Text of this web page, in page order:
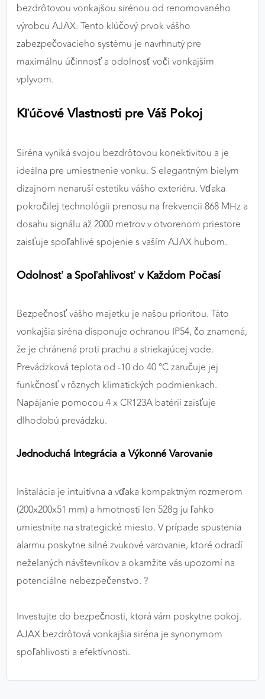
bezdrôtovou vonkajšou sirénou od renomovaného
výrobcu AJAX. Tento klúčový prvok vášho
zabezpečovacieho systému je navrhnutý pre
maximálnu účinnosť a odolnosť voči vonkajším
vplyvom.
Kľúčové Vlastnosti pre Váš Pokoj
Siréna vyniká svojou bezdrôtovou konektivitou a je
ideálna pre umiestnenie vonku. S elegantným bielym
dizajnom nenaruší estetiku vášho exteriéru. Vďaka
pokročilej technológii prenosu na frekvencii 868 MHz a
dosahu signálu až 2000 metrov v otvorenom priestore
zaisťuje spoľahlivé spojenie s vaším AJAX hubom.
Odolnosť a Spoľahlivosť v Každom Počasí
Bezpečnosť vášho majetku je našou prioritou. Táto
vonkajšia siréna disponuje ochranou IP54, čo znamená,
že je chránená proti prachu a striekajúcej vode.
Prevádzková teplota od -10 do 40 °C zaručuje jej
funkčnosť v rôznych klimatických podmienkach.
Napájanie pomocou 4 x CR123A batérií zaisťuje
dlhodobú prevádzku.
Jednoduchá Integrácia a Výkonné Varovanie
Inštalácia je intuitívna a vďaka kompaktným rozmerom
(200x200x51 mm) a hmotnosti len 528g ju ľahko
umiestnite na strategické miesto. V prípade spustenia
alarmu poskytne silné zvukové varovanie, ktoré odradí
neželaných návštevníkov a okamžite vás upozorní na
potenciálne nebezpečenstvo. ?
Investujte do bezpečnosti, ktorá vám poskytne pokoj.
AJAX bezdrôtová vonkajšia siréna je synonymom
spoľahlivosti a efektívnosti.
výkon a funkčnosť našich stránok.
Google Analytics
Poskytovateľ: Google
MARKETINGOVÉ COOKIES
stránkami. Umožňujú nám a našim partnerom
zobrazovať cielenú a relevantnú reklamu, a to na
našom webe aj v reklamných sieťach tretích strán.
Google Ads
Poskytovateľ: Google